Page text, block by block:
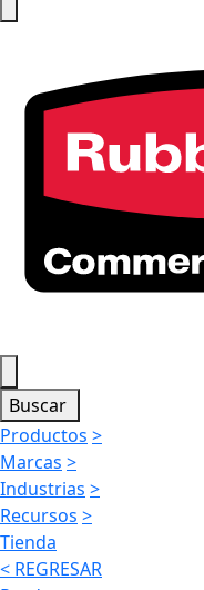
Buscar
Productos >
Marcas >
Industrias >
Recursos >
Tienda
< REGRESAR